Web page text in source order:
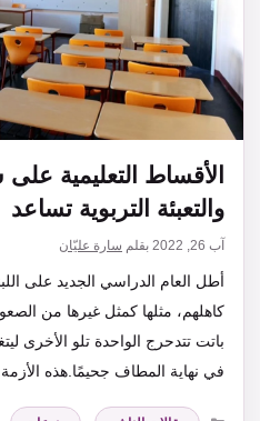
الأقساط التعليمية
والتعبئة التربوية تساعد
آب 26, 2022 بقلم سارة عليّان
أطل العام الدراسي الجديد على
كاهلهم، مثلها كمثل غيرها من
باتت تتدحرج الواحدة تلو الأخرى
في نهاية المطاف جحيمًا.هذه
التصنيفات